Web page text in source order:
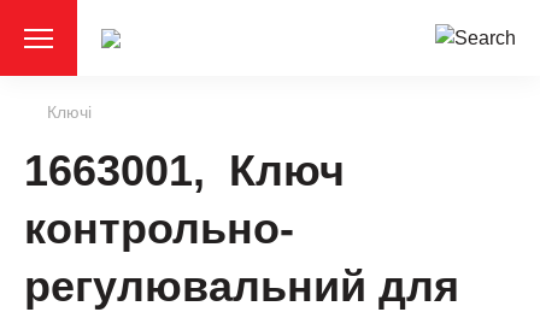
Ключі
1663001, Ключ
контрольно-
регулювальний для